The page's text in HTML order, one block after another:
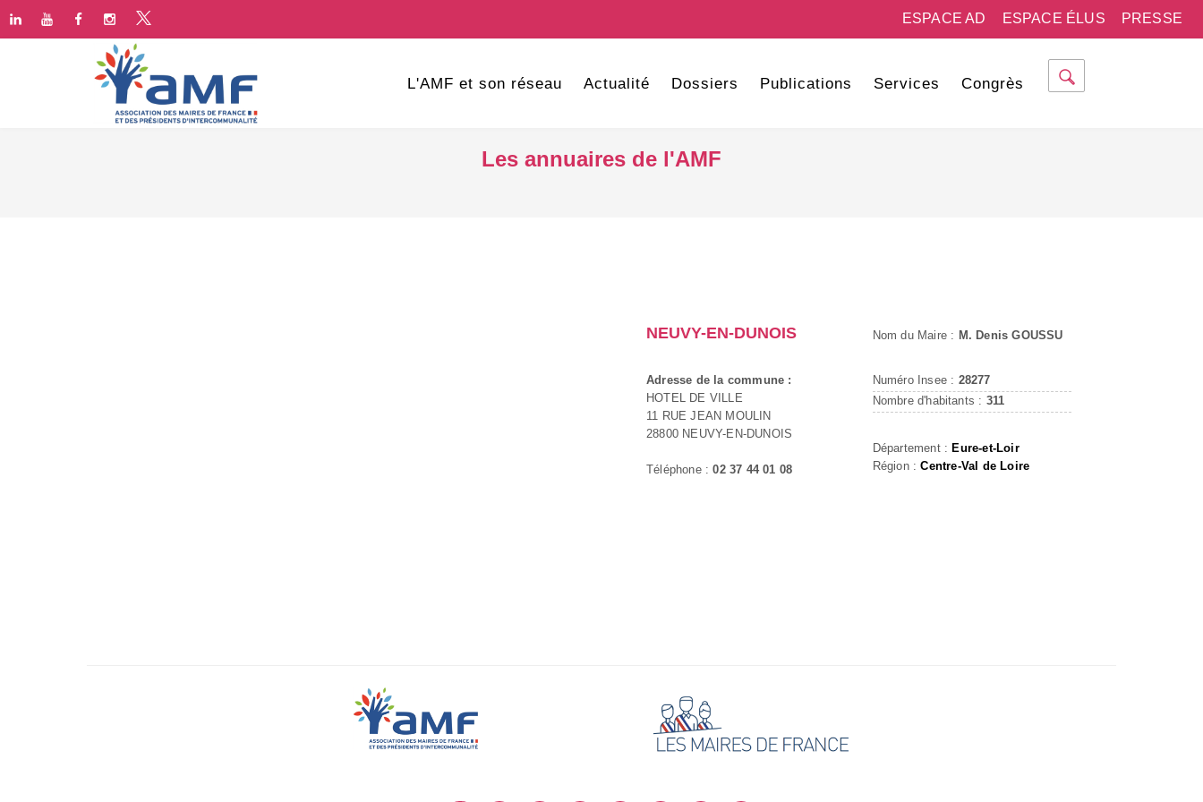
PRESSE
ESPACE ÉLUS
ESPACE AD
L'AMF et son réseau Actualité Dossiers Publications Services Congrès
Les annuaires de l'AMF
NEUVY-EN-DUNOIS
Adresse de la commune :
HOTEL DE VILLE
11 RUE JEAN MOULIN
28800 NEUVY-EN-DUNOIS
Téléphone :02 37 44 01 08
Nom du Maire : M. Denis GOUSSU
Numéro Insee : 28277
Nombre d'habitants : 311
Département : Eure-et-Loir
Région :Centre-Val de Loire